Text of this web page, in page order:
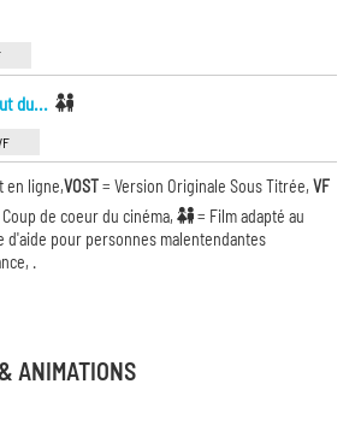
du...
en ligne,VOST= Version Originale Sous Titrée, VF
de coeur du cinéma,
= Film adapté au
d'aide pour personnes malentendantes
.
ANIMATIONS